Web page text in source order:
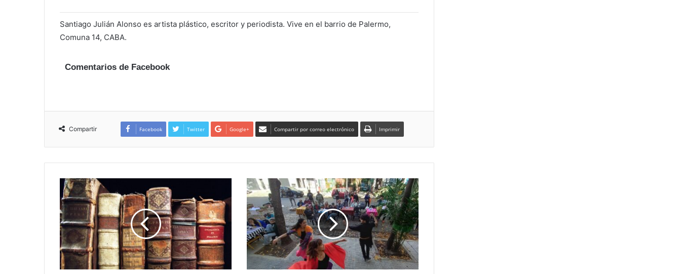
Santiago Julián Alonso es artista plástico, escritor y periodista. Vive en el barrio de Palermo,
Comuna 14, CABA.
Comentarios de Facebook
Compartir Facebook Twitter Google+ Compartir por correo electrónico Imprimir